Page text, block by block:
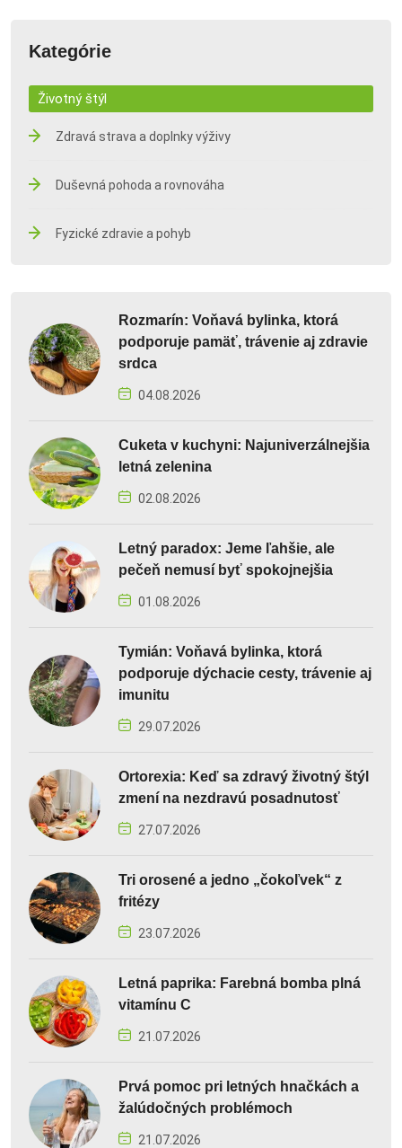
Kategórie
Životný štýl
Zdravá strava a doplnky výživy
Duševná pohoda a rovnováha
Fyzické zdravie a pohyb
Rozmarín: Voňavá bylinka, ktorá
podporuje pamäť, trávenie aj zdravie
srdca
04.08.2026
Cuketa v kuchyni: Najuniverzálnejšia
letná zelenina
02.08.2026
Letný paradox: Jeme ľahšie, ale
pečeň nemusí byť spokojnejšia
01.08.2026
Tymián: Voňavá bylinka, ktorá
podporuje dýchacie cesty, trávenie aj
imunitu
29.07.2026
Ortorexia: Keď sa zdravý životný štýl
zmení na nezdravú posadnutosť
27.07.2026
Tri orosené a jedno „čokoľvek“ z
fritézy
23.07.2026
Letná paprika: Farebná bomba plná
vitamínu C
21.07.2026
Prvá pomoc pri letných hnačkách a
žalúdočných problémoch
21.07.2026